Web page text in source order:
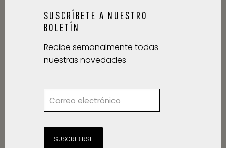
SUSCRÍBETE A NUESTRO
BOLETÍN
Recibe semanalmente todas
nuestras novedades
SUSCRIBIRSE